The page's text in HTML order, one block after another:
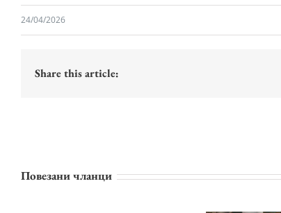
24/04/2026
Share this article:
Повезани чланци